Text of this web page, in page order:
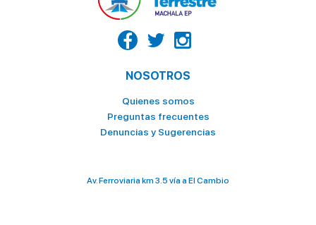
NOSOTROS
Quienes somos
Preguntas frecuentes
Denuncias y Sugerencias
Av. Ferroviaria km 3.5 vía a El Cambio